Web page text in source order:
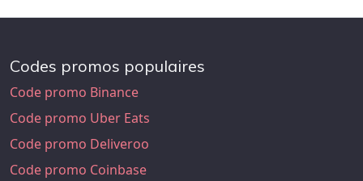
Codes promos populaires
Code promo Binance
Code promo Uber Eats
Code promo Deliveroo
Code promo Coinbase